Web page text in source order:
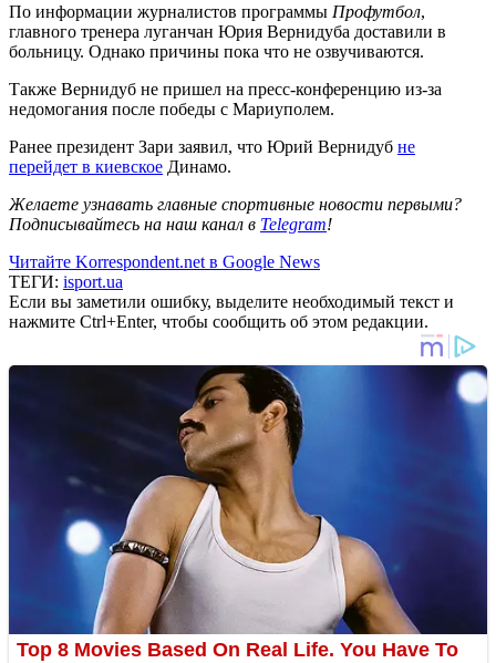
По информации журналистов программы Профутбол,
главного тренера луганчан Юрия Вернидуба доставили в
больницу. Однако причины пока что не озвучиваются.
Также Вернидуб не пришел на пресс-конференцию из-за
недомогания после победы с Мариуполем.
Ранее президент Зари заявил, что Юрий Вернидуб не
перейдет в киевское Динамо.
Желаете узнавать главные спортивные новости первыми?
Подписывайтесь на наш канал в Telegram!
Читайте Korrespondent.net в Google News
ТЕГИ: isport.ua
Если вы заметили ошибку, выделите необходимый текст и
нажмите Ctrl+Enter, чтобы сообщить об этом редакции.